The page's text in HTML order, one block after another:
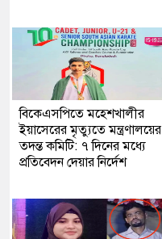
বিকেএসপিতে মহেশখালীর
ইয়াসেরের মৃত্যুতে মন্ত্রণালয়ের
তদন্ত কমিটি: ৭ দিনের মধ্যে
প্রতিবেদন দেয়ার নির্দেশ